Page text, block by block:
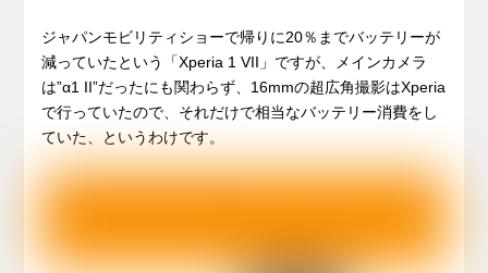
ジャパンモビリティショーで帰りに20％までバッテリーが
減っていたという「Xperia 1 VII」ですが、メインカメラ
は”α1 II”だったにも関わらず、16mmの超広角撮影はXperia
で行っていたので、それだけで相当なバッテリー消費をし
ていた、というわけです。